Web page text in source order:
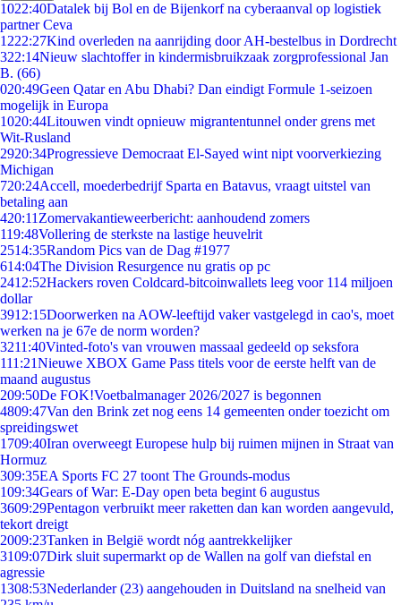
1022:40Datalek bij Bol en de Bijenkorf na cyberaanval op logistiek
partner Ceva
1222:27Kind overleden na aanrijding door AH-bestelbus in Dordrecht
322:14Nieuw slachtoffer in kindermisbruikzaak zorgprofessional Jan
B. (66)
020:49Geen Qatar en Abu Dhabi? Dan eindigt Formule 1-seizoen
mogelijk in Europa
1020:44Litouwen vindt opnieuw migrantentunnel onder grens met
Wit-Rusland
2920:34Progressieve Democraat El-Sayed wint nipt voorverkiezing
Michigan
720:24Accell, moederbedrijf Sparta en Batavus, vraagt uitstel van
betaling aan
420:11 Zomervakantieweerbericht: aanhoudend zomers
119:48Vollering de sterkste na lastige heuvelrit
2514:35Random Pics van de Dag #1977
614:04The Division Resurgence nu gratis op pc
2412:52Hackers roven Coldcard-bitcoinwallets leeg voor 114 miljoen
dollar
3912:15Doorwerken na AOW-leeftijd vaker vastgelegd in cao's, moet
werken na je 67e de norm worden?
3211:40Vinted-foto's van vrouwen massaal gedeeld op seksfora
111:21Nieuwe XBOX Game Pass titels voor de eerste helft van de
maand augustus
209:50De FOK!Voetbalmanager 2026/2027 is begonnen
4809:47Van den Brink zet nog eens 14 gemeenten onder toezicht om
spreidingswet
1709:40Iran overweegt Europese hulp bij ruimen mijnen in Straat van
Hormuz
309:35EA Sports FC 27 toont The Grounds-modus
109:34Gears of War: E-Day open beta begint 6 augustus
3609:29Pentagon verbruikt meer raketten dan kan worden aangevuld,
tekort dreigt
2009:23Tanken in België wordt nóg aantrekkelijker
3109:07Dirk sluit supermarkt op de Wallen na golf van diefstal en
agressie
1308:53Nederlander (23) aangehouden in Duitsland na snelheid van